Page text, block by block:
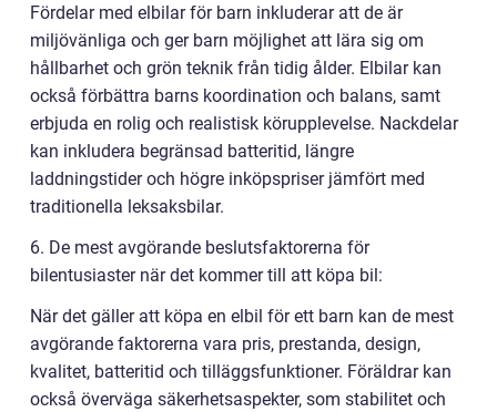
Fördelar med elbilar för barn inkluderar att de är
miljövänliga och ger barn möjlighet att lära sig om
hållbarhet och grön teknik från tidig ålder. Elbilar kan
också förbättra barns koordination och balans, samt
erbjuda en rolig och realistisk körupplevelse. Nackdelar
kan inkludera begränsad batteritid, längre
laddningstider och högre inköpspriser jämfört med
traditionella leksaksbilar.
6. De mest avgörande beslutsfaktorerna för
bilentusiaster när det kommer till att köpa bil:
När det gäller att köpa en elbil för ett barn kan de mest
avgörande faktorerna vara pris, prestanda, design,
kvalitet, batteritid och tilläggsfunktioner. Föräldrar kan
också överväga säkerhetsaspekter, som stabilitet och